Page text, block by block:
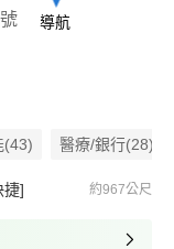
導航
(43) 醫療/銀行(28)
捷] 約967公尺